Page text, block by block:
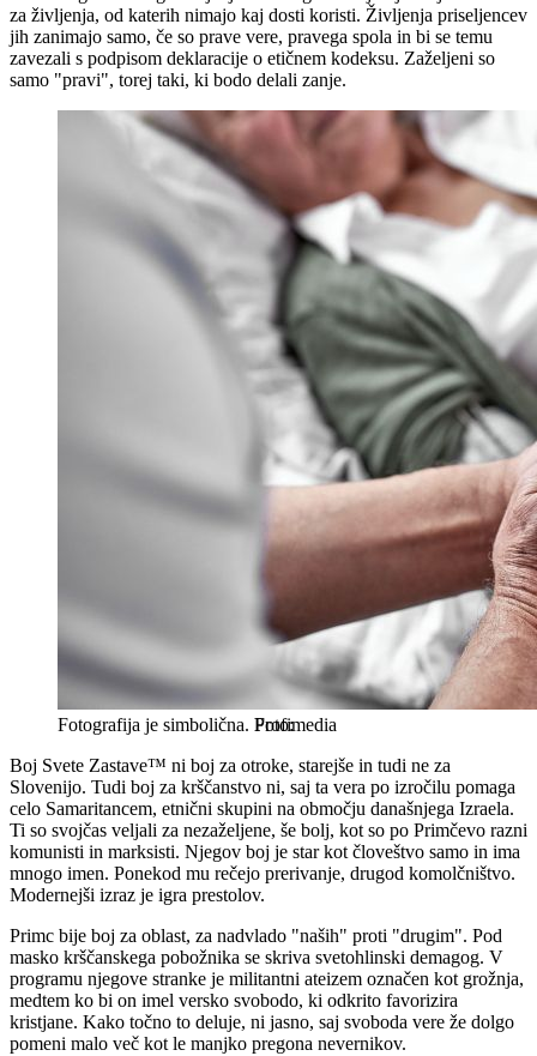
za življenja, od katerih nimajo kaj dosti koristi. Življenja priseljencev
jih zanimajo samo, če so prave vere, pravega spola in bi se temu
zavezali s podpisom deklaracije o etičnem kodeksu. Zaželjeni so
samo "pravi", torej taki, ki bodo delali zanje.
Fotografija je simbolična. Profimedia
Boj Svete Zastave™ ni boj za otroke, starejše in tudi ne za
Slovenijo. Tudi boj za krščanstvo ni, saj ta vera po izročilu pomaga
celo Samaritancem, etnični skupini na območju današnjega Izraela.
Ti so svojčas veljali za nezaželjene, še bolj, kot so po Primčevo razni
komunisti in marksisti. Njegov boj je star kot človeštvo samo in ima
mnogo imen. Ponekod mu rečejo prerivanje, drugod komolčništvo.
Modernejši izraz je igra prestolov.
Primc bije boj za oblast, za nadvlado "naših" proti "drugim". Pod
masko krščanskega pobožnika se skriva svetohlinski demagog. V
programu njegove stranke je militantni ateizem označen kot grožnja,
medtem ko bi on imel versko svobodo, ki odkrito favorizira
kristjane. Kako točno to deluje, ni jasno, saj svoboda vere že dolgo
pomeni malo več kot le manjko pregona nevernikov.